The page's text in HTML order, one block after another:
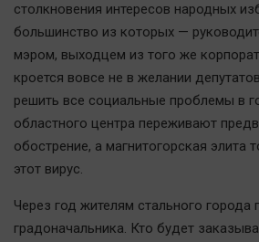
ЖКХ
Интервью
Качество жизни
Конкурс
Народная журналистика
Наука
столкновения интересов народных
большинство из которых —
мэром, выходцем из того же
кроется вовсе не в желании
решить все социальные проблемы в
областного центра переживают
обострение, а магнитогорская элита
этот вирус.
Через год жителям стального города
градоначальника. Кто будет